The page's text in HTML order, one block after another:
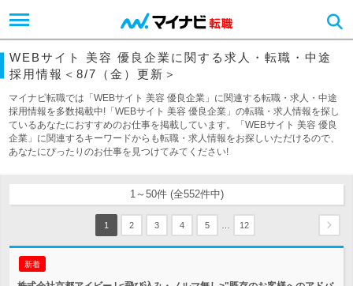
WEBサイト 美容 優良企業に関する求人・転職・中途
採用情報＜8/7（金）更新＞
マイナビ転職では「WEBサイト 美容 優良企業」に関連する転職・求人・中途
採用情報を多数掲載中!「WEBサイト 美容 優良企業」の転職・求人情報を探し
ているあなたにおすすめのお仕事を掲載しています。「WEBサイト 美容 優良
企業」に関連するキーワードからも転職・求人情報をお探しいただけるので、
あなたにぴったりのお仕事を見つけてみてください!
1～50件 (全552件中)
1 2 3 4 5 12
新着